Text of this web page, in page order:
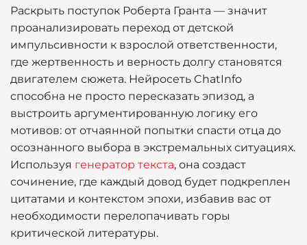
Раскрыть поступок Роберта Гранта — значит
проанализировать переход от детской
импульсивности к взрослой ответственности,
где жертвенность и верность долгу становятся
двигателем сюжета. Нейросеть ChatInfo
способна не просто пересказать эпизод, а
выстроить аргументированную логику его
мотивов: от отчаянной попытки спасти отца до
осознанного выбора в экстремальных ситуациях.
Используя генератор текста, она создаст
сочинение, где каждый довод будет подкреплен
цитатами и контекстом эпохи, избавив вас от
необходимости перелопачивать горы
критической литературы.